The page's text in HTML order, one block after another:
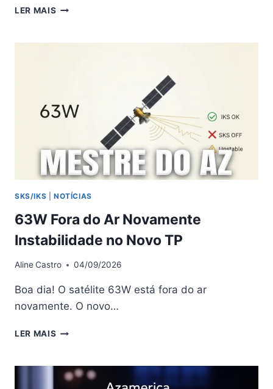
LER MAIS STATUS:
AI
09/04/2026
SKS/IKS NOTÍCIAS
63W Fora do Ar Novamente
Instabilidade no Novo TP
AlineCastro 04/09/2026
Boa dia! O satélite 63W está fora do ar
novamente. O novo…
LER MAIS 63W
AR
NOVAMENTE